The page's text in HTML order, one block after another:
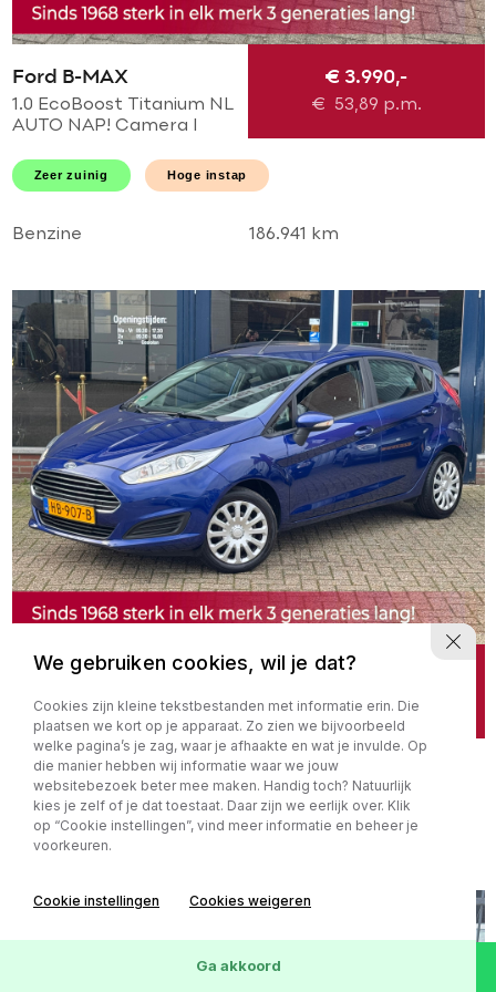
Ford B-MAX
1.0 EcoBoost Titanium NL
AUTO NAP! Camera l
PDC v+a l Airco ECC!
TOPSTAAT l DEALER OH!
€ 3.990,-
€ 53,89 p.m.
Zeer zuinig Hoge instap
Benzine 186.941 km
Ford Fiesta
1.0 Style NL AUTO NAP 1
eigenaar! DRIEM NIEUW l
Navi l Cruise l LED l Airco l
MTF-stuur! DEALER OH l
TOPSTAAT!
€87,65p.m.
Benzine 138.820 km
We gebruiken cookies, wil je dat?
Cookies zijn kleine tekstbestanden met informatie erin. Die
plaatsen we kort op je apparaat. Zo zien we bijvoorbeeld
welke pagina’s je zag, waar je afhaakte en wat je invulde. Op
die manier hebben wij informatie waar we jouw
websitebezoek beter mee maken. Handig toch? Natuurlijk
kies je zelf of je dat toestaat. Daar zijn we eerlijk over. Klik
op “Cookie instellingen”, vind meer informatie en beheer je
voorkeuren.
Cookie instellingen Cookies weigeren
Ga akkoord